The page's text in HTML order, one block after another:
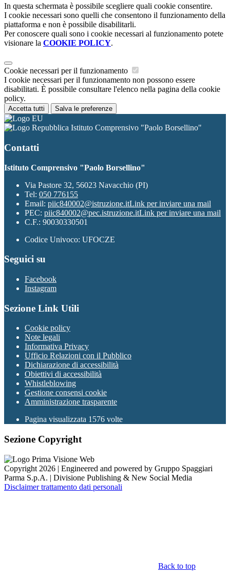
In questa schermata è possibile scegliere quali cookie consentire.
I cookie necessari sono quelli che consentono il funzionamento della
piattaforma e non è possibile disabilitarli.
Per conoscere quali sono i cookie necessari al funzionamento potete
visionare la COOKIE POLICY.
Cookie necessari per il funzionamento
I cookie necessari per il funzionamento non possono essere
disabilitati. È possibile consultare l'elenco nella pagina della cookie
policy.
Accetta tutti Salva le preferenze
Istituto Comprensivo "Paolo Borsellino"
Contatti
Istituto Comprensivo "Paolo Borsellino"
Via Pastore 32, 56023 Navacchio (PI)
Tel: 050 776155
Email: piic840002@istruzione.itLink per inviare una mail
PEC: piic840002@pec.istruzione.itLink per inviare una mail
C.F.: 90030330501
Codice Univoco: UFOCZE
Seguici su
Facebook
Instagram
Sezione Link Utili
Cookie policy
Note legali
Informativa Privacy
Ufficio Relazioni con il Pubblico
Dichiarazione di accessibilità
Obiettivi di accessibilità
Whistleblowing
Gestione consensi cookie
Amministrazione trasparente
Pagina visualizzata 1576 volte
Sezione Copyright
Copyright 2026 | Engineered and powered by Gruppo Spaggiari
Parma S.p.A. | Divisione Publishing & New Social Media
Disclaimer trattamento dati personali
Back to top